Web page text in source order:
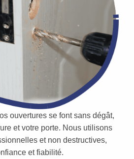
ouvertures se font sans dégât,
et votre porte. Nous utilisons
et non destructives,
et fiabilité.